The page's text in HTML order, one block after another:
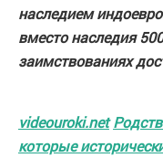
наследием
вместо наследия
заимствованиях
videouroki.net
которые